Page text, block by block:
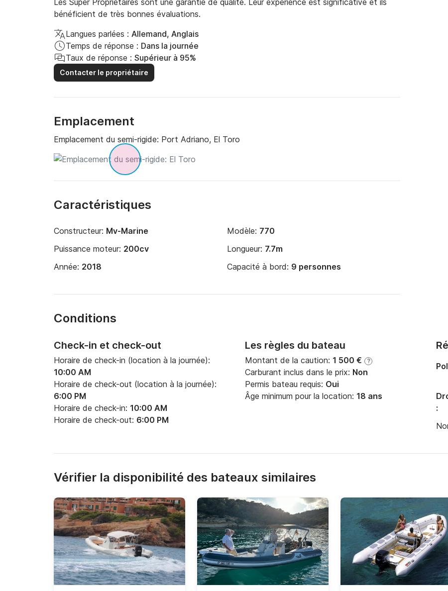
Les Super Propriétaires sont une garantie de qualité. Leur expérience est significative et ils
bénéficient de très bonnes évaluations.
Langues parlées : Allemand, Anglais
Temps de réponse : Dans la journée
Taux de réponse : Supérieur à 95%
Contacter le propriétaire
Emplacement
Emplacement du semi-rigide: Port Adriano, El Toro
Caractéristiques
Constructeur: Mv-Marine Modèle: 770
Puissance moteur: 200cv Longueur: 7.7m
Année: 2018 Capacité à bord: 9 personnes
Conditions
Check-in et check-out
Horaire de check-in (location à la journée):
10:00 AM
Horaire de check-out (location à la journée):
6:00 PM
Horaire de check-in: 10:00 AM
Horaire de check-out: 6:00 PM
Les règles du bateau
Montant de la caution: 1 500 € ?
Carburant inclus dans le prix: Non
Permis bateau requis: Oui
Âge minimum pour la location: 18 ans
:
Vérifier la disponibilité des bateaux similaires